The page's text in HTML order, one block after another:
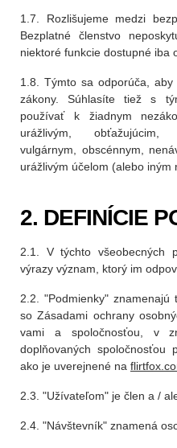
1.7. Rozlišujeme medzi
Bezplatné členstvo
niektoré funkcie dostupné iba
1.8. Týmto sa odporúča,
zákony. Súhlasíte tiež s
používať k žiadnym
urážlivým, obťažujúcim,
vulgárnym, obscénnym,
urážlivým účelom (alebo iným
2. DEFINÍCIE
2.1. V týchto všeobecných
výrazy význam, ktorý im
2.2. "Podmienky" znamenajú
so Zásadami ochrany
vami a spoločnosťou, v
doplňovaných spoločnosťou
ako je uverejnené na
2.3. "Užívateľom" je člen a /
2.4. "Návštevník" znamená